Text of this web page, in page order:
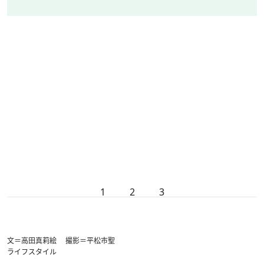
1 2 3
文＝高田真莉絵 撮影＝平松市聖
ライフスタイル